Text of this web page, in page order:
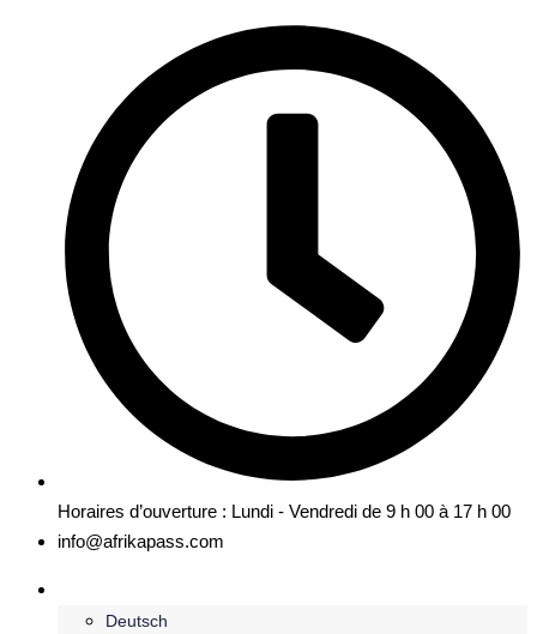
Horaires d’ouverture : Lundi - Vendredi de 9 h 00 à 17 h 00
info@afrikapass.com
Deutsch